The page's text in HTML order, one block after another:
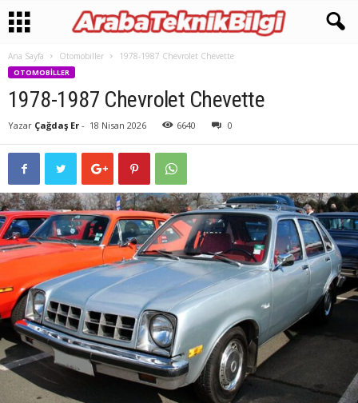
Ana Sayfa Otomobiller 1978-1987 Chevrolet Chevette
OTOMOBILLER
1978-1987 Chevrolet Chevette
Yazar Çağdaş Er - 18 Nisan 2026 6640 0